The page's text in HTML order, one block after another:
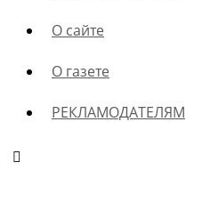
О сайте
О газете
РЕКЛАМОДАТЕЛЯМ